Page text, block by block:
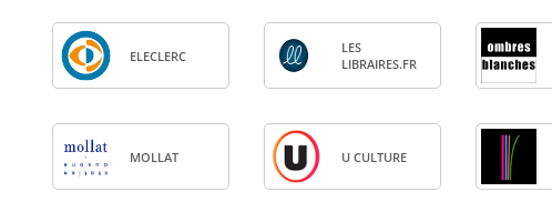
ELE­CLERC
LES
LIBRAIRES.FR
MOL­LAT U CULTURE